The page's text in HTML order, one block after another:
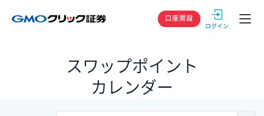
GMOクリック
口座開設
スワップポイント
カレンダー